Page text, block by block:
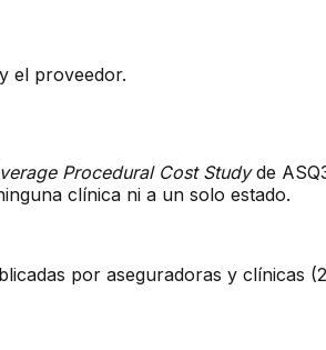
el proveedor.
Procedural Cost Studyde
clínica ni a un solo estado.
por aseguradoras y clínicas